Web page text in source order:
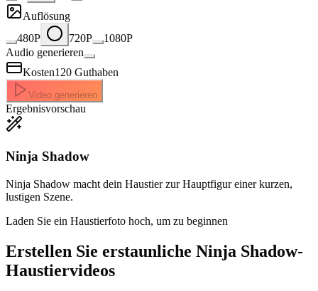
Auflösung
480P
720P
1080P
Audio generieren
Kosten120 Guthaben
Video generieren
Ergebnisvorschau
Ninja Shadow
Ninja Shadow macht dein Haustier zur Hauptfigur einer kurzen,
lustigen Szene.
Laden Sie ein Haustierfoto hoch, um zu beginnen
Erstellen Sie erstaunliche Ninja Shadow-
Haustiervideos